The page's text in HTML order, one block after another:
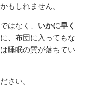
もしれません。
はなく、 いかに早く
、布団に入ってもな
睡眠の質が落ちてい
さい。